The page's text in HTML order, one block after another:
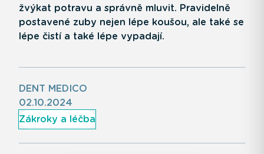
žvýkat potravu a správně mluvit. Pravidelně
postavené zuby nejen lépe koušou, ale také se
lépe čistí a také lépe vypadají.
DENT MEDICO
02.10.2024
Zákroky a léčba